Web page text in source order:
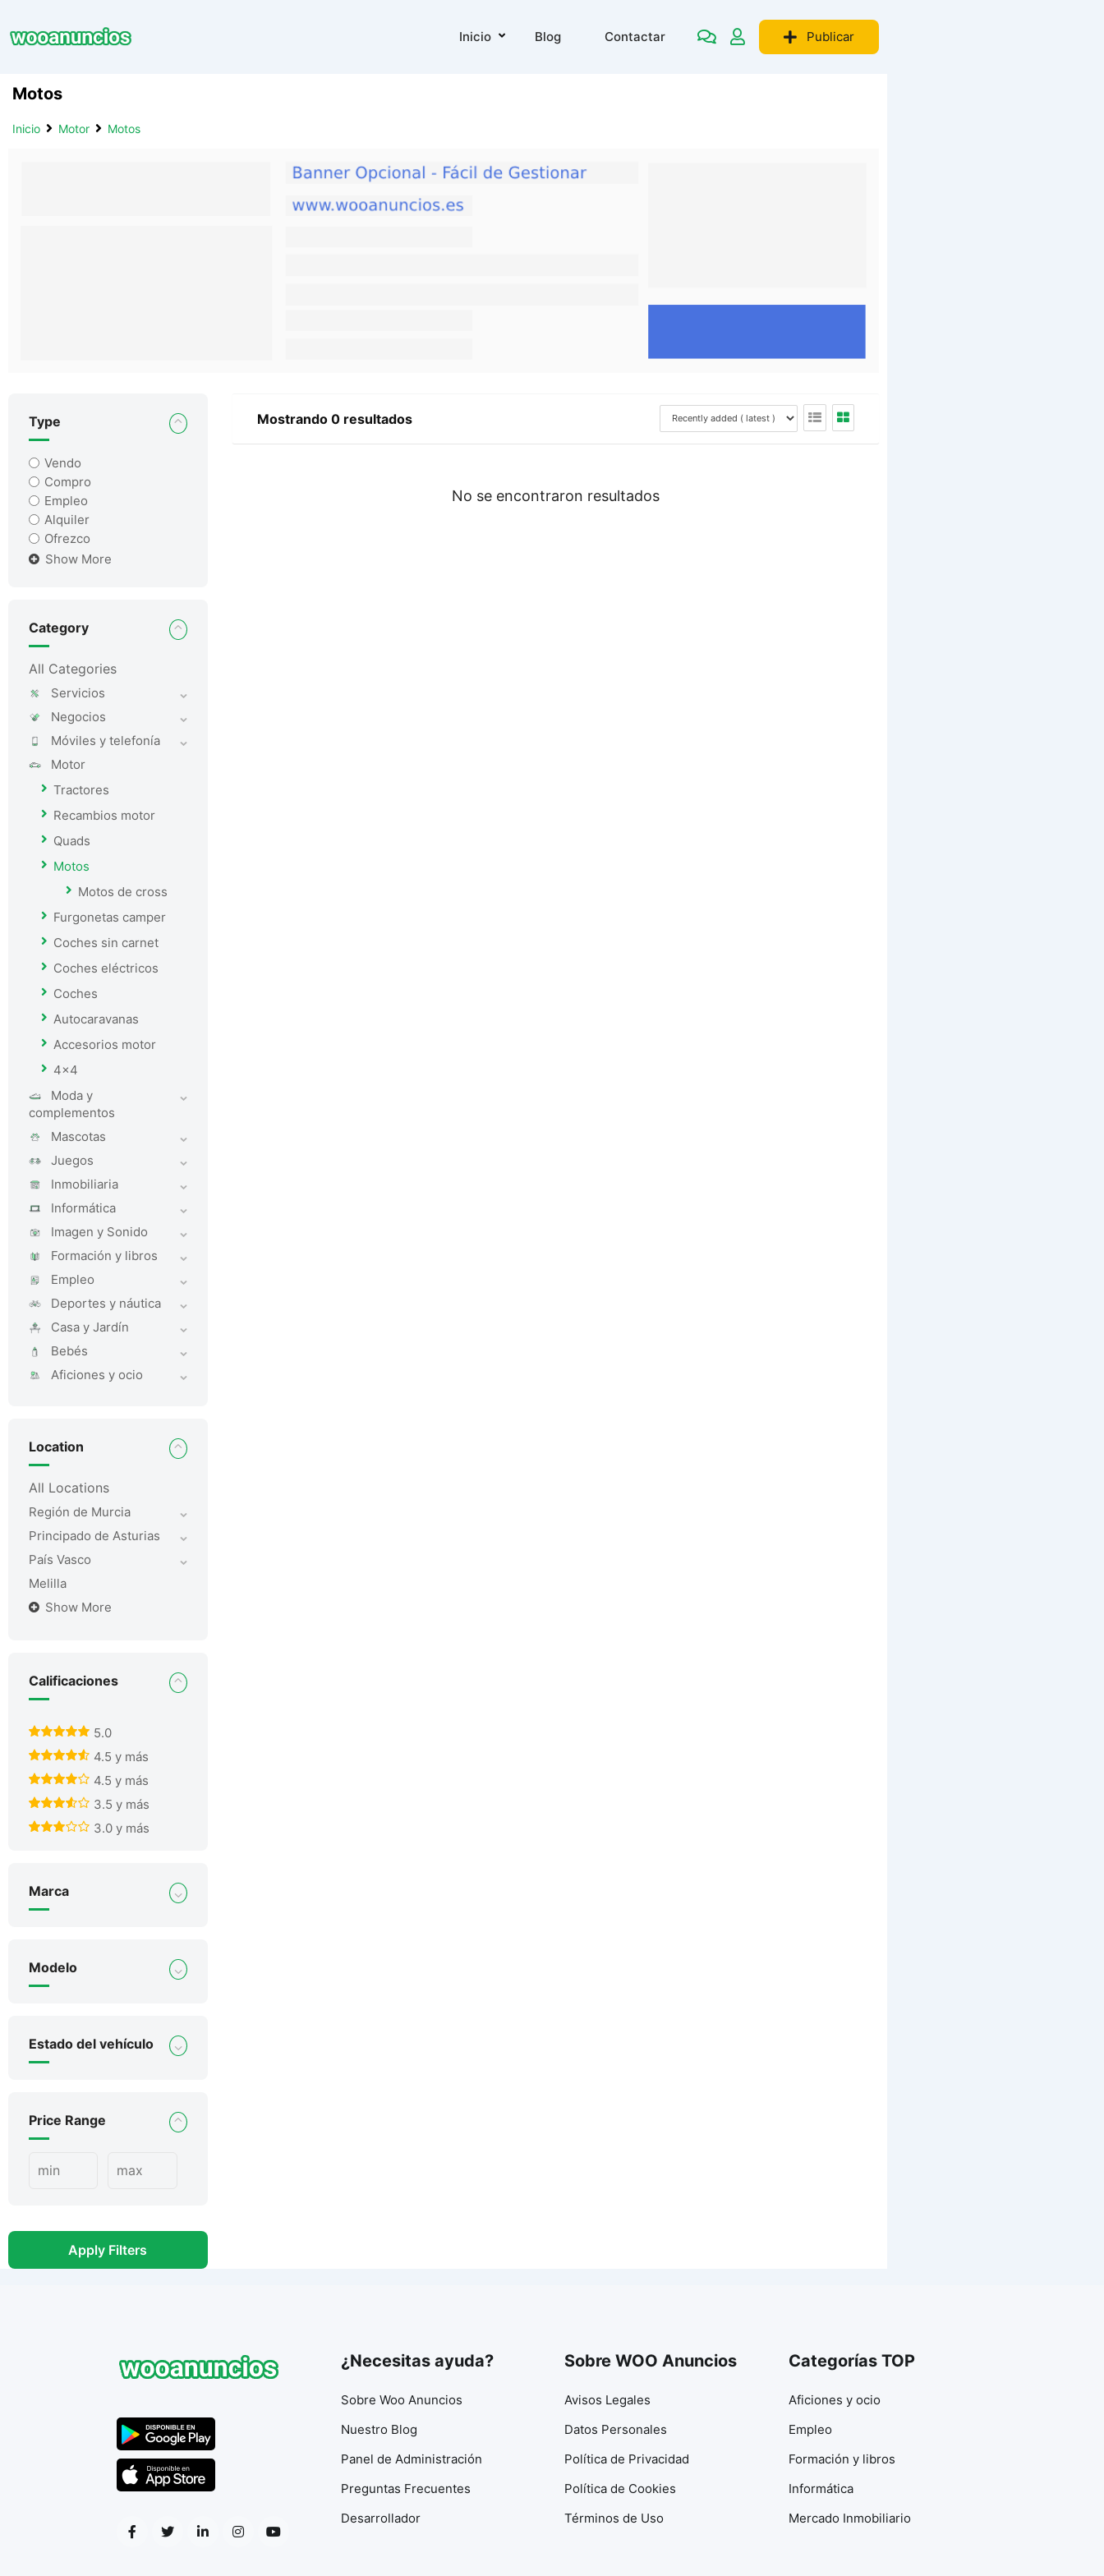
Publicar
Inicio Blog Contactar
Motos
Inicio Motor Motos
Type
Vendo
Compro
Empleo
Alquiler
Ofrezco
Show More
Category
All Categories
Servicios
Negocios
Móviles y telefoní­a
Motor
Tractores
Recambios motor
Quads
Motos
Motos de cross
Furgonetas camper
Coches sin carnet
Coches eléctricos
Coches
Autocaravanas
Accesorios motor
4x4
Moda y
complementos
Mascotas
Juegos
Inmobiliaria
Informática
Imagen y Sonido
Formación y libros
Empleo
Deportes y náutica
Casa y Jardí­n
Bebés
Aficiones y ocio
Location
All Locations
Región de Murcia
Principado de Asturias
País Vasco
Melilla
Show More
Calificaciones
5.0
4.5 y más
4.5 y más
3.5 y más
3.0 y más
Marca
Modelo
Estado del vehículo
Price Range
Apply Filters
Mostrando 0 resultados
No se encontraron resultados
¿Necesitas ayuda?
Sobre Woo Anuncios
Nuestro Blog
Panel de Administración
Preguntas Frecuentes
Desarrollador
Sobre WOO Anuncios
Avisos Legales
Datos Personales
Política de Privacidad
Política de Cookies
Términos de Uso
Categorías TOP
Aficiones y ocio
Empleo
Formación y libros
Informática
Mercado Inmobiliario